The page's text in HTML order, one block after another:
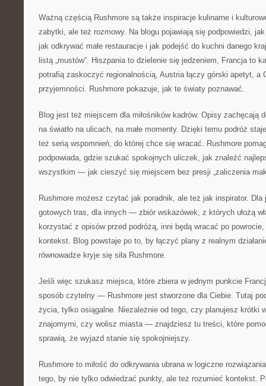
Ważną częścią Rushmore są także inspiracje kulinarne i
zabytki, ale też rozmowy. Na blogu pojawiają się podpowiedzi,
jak odkrywać małe restauracje i jak podejść do kuchni danego
listą „mustów”. Hiszpania to dzielenie się jedzeniem, Francja to
potrafią zaskoczyć regionalnością, Austria łączy górski apetyt, a
przyjemności. Rushmore pokazuje, jak te światy poznawać.
Blog jest też miejscem dla miłośników kadrów. Opisy zachęcają
na światło na ulicach, na małe momenty. Dzięki temu podróż
też serią wspomnień, do której chce się wracać. Rushmore
podpowiada, gdzie szukać spokojnych uliczek, jak znaleźć
wszystkim — jak cieszyć się miejscem bez presji „zaliczenia
Rushmore możesz czytać jak poradnik, ale też jak inspirator. Dla
gotowych tras, dla innych — zbiór wskazówek, z których ułożą
korzystać z opisów przed podróżą, inni będą wracać po
kontekst. Blog powstaje po to, by łączyć plany z realnym
równowadze kryje się siła Rushmore.
Jeśli więc szukasz miejsca, które zbiera w jednym punkcie
sposób czytelny — Rushmore jest stworzone dla Ciebie. Tutaj
życia, tylko osiągalne. Niezależnie od tego, czy planujesz krótki
znajomymi, czy wolisz miasta — znajdziesz tu treści, które
sprawią, że wyjazd stanie się spokojniejszy.
Rushmore to miłość do odkrywania ubrana w logiczne
tego, by nie tylko odwiedzać punkty, ale też rozumieć kontekst.